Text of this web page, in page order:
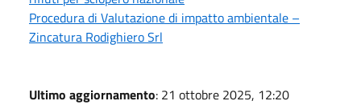
Procedura di Valutazione di impatto ambientale –
Zincatura Rodighiero Srl
Ultimo aggiornamento: 21 ottobre 2025, 12:20